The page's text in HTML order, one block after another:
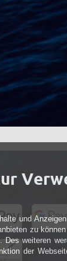
und
zu
Des weiteren
der